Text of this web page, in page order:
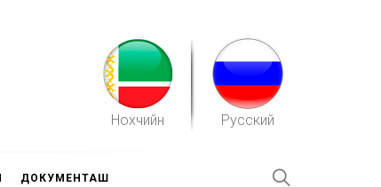
Нохчийн Русский
ДОКУМЕНТАШ